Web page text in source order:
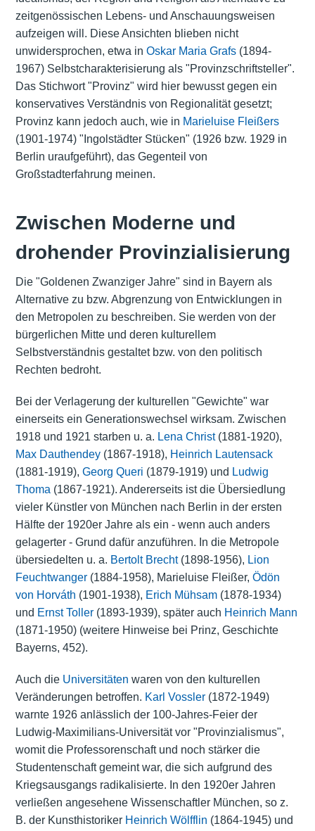
zeitgenössischen Lebens- und Anschauungsweisen
aufzeigen will. Diese Ansichten blieben nicht
unwidersprochen, etwa in Oskar Maria Grafs(1894-
1967) Selbstcharakterisierung als "Provinzschriftsteller".
Das Stichwort "Provinz" wird hier bewusst gegen ein
konservatives Verständnis von Regionalität gesetzt;
Provinz kann jedoch auch, wie in Marieluise Fleißers
(1901-1974) "Ingolstädter Stücken" (1926 bzw. 1929 in
Berlin uraufgeführt), das Gegenteil von
Großstadterfahrung meinen.
Zwischen Moderne und
drohender Provinzialisierung
Die "Goldenen Zwanziger Jahre" sind in Bayern als
Alternative zu bzw. Abgrenzung von Entwicklungen in
den Metropolen zu beschreiben. Sie werden von der
bürgerlichen Mitte und deren kulturellem
Selbstverständnis gestaltet bzw. von den politisch
Rechten bedroht.
Bei der Verlagerung der kulturellen "Gewichte" war
einerseits ein Generationswechsel wirksam. Zwischen
1918 und 1921 starben u. a. Lena Christ(1881-1920),
Max Dauthendey(1867-1918), Heinrich Lautensack
(1881-1919), Georg Queri (1879-1919) und Ludwig
Thoma (1867-1921). Andererseits ist die Übersiedlung
vieler Künstler von München nach Berlin in der ersten
Hälfte der 1920er Jahre als ein - wenn auch anders
gelagerter - Grund dafür anzuführen. In die Metropole
übersiedelten u. a. Bertolt Brecht(1898-1956), Lion
Feuchtwanger(1884-1958), Marieluise Fleißer, Ödön
von Horváth (1901-1938), Erich Mühsam(1878-1934)
und Ernst Toller(1893-1939), später auch Heinrich Mann
(1871-1950) (weitere Hinweise bei Prinz, Geschichte
Bayerns, 452).
Auch die Universitäten waren von den kulturellen
Veränderungen betroffen. Karl Vossler(1872-1949)
warnte 1926 anlässlich der 100-Jahres-Feier der
Ludwig-Maximilians-Universität vor "Provinzialismus",
womit die Professorenschaft und noch stärker die
Studentenschaft gemeint war, die sich aufgrund des
Kriegsausgangs radikalisierte. In den 1920er Jahren
verließen angesehene Wissenschaftler München, so z.
B. der Kunsthistoriker Heinrich Wölfflin (1864-1945) und